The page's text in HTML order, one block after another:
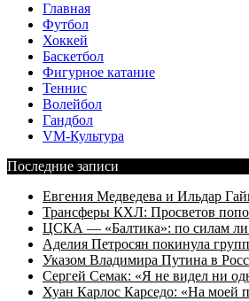
Главная
Футбол
Хоккей
Баскетбол
Фигурное катание
Теннис
Волейбол
Гандбол
VM-Культура
Последние записи
Евгения Медведева и Ильдар
Трансферы КХЛ: Просветов
ЦСКА — «Балтика»: по силам ли
Аделия Петросян покинула
Указом Владимира Путина в
Сергей Семак: «Я не видел ни
Хуан Карлос Карседо: «На моей